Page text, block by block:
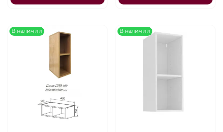
В наличии В наличии